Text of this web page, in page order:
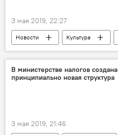
3 мая 2019, 22:27
Новости Культура
Азербайджан
В министерстве налогов создана
принципиально новая структура
3 мая 2019, 21:46